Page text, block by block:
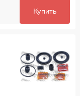
Купить